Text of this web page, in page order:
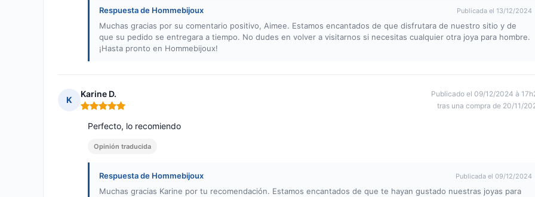
Respuesta de Hommebijoux Publicada el 13/12/2024
Muchas gracias por su comentario positivo, Aimee. Estamos encantados de que disfrutara de nuestro sitio y de
que su pedido se entregara a tiempo. No dudes en volver a visitarnos si necesitas cualquier otra joya para hombre.
¡Hasta pronto en Hommebijoux!
K
Karine D.
Nota: 5 de 5
Publicado el 09/12/2024 à
tras una compra de 20/11/
Perfecto, lo recomiendo
Opinión traducida
Respuesta de Hommebijoux Publicada el 09/12/2024
Muchas gracias Karine por tu recomendación. Estamos encantados de que te hayan gustado nuestras joyas para